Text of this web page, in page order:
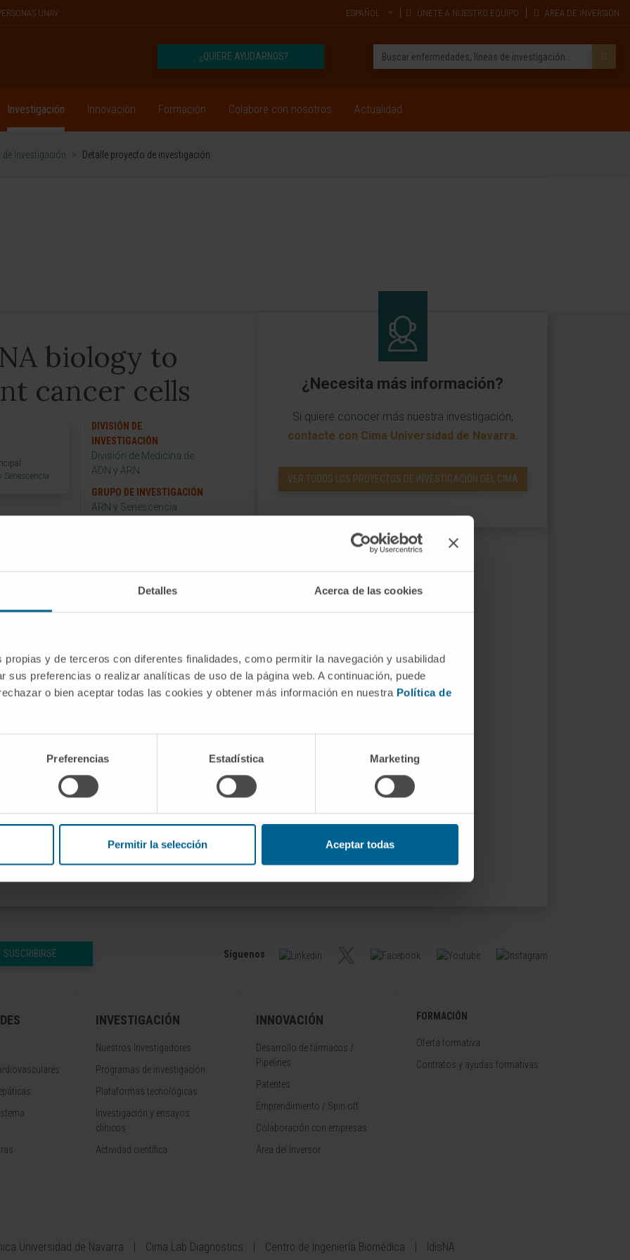
Detalles Acerca de las cookies
propias y de terceros con diferentes finalidades, como permitir la navegación y usabilidad
sus preferencias o realizar analíticas de uso de la página web. A continuación, puede
o bien aceptar todas las cookies y obtener más información en nuestra Política de
Preferencias Estadística Marketing
Permitir la selección Aceptar todas
UNAV ESPAÑOL ÚNETE A NUESTRO EQUIPO ÁREA DE INVERSIÓN
¿QUIERE AYUDARNOS?
Investigación Innovación Formación Colabore con nosotros Actualidad
de Investigación > Detalle proyecto de investigación
biology to
cancer cells
Senescencia
DIVISIÓN DE
INVESTIGACIÓN
División de Medicina de
ADN y ARN
GRUPO DE INVESTIGACIÓN
ARN y Senescencia
lncRNA biology to target
al grupo ARN y Senescencia del
Ramón y Cajal (RYC) 2022
Innovación y Universidades
¿Necesita más información?
Si quiere conocer más nuestra investigación,
contacte con Cima Universidad de Navarra.
VER TODOS LOS PROYECTOS DE INVESTIGACIÓN DEL CIMA
SUSCRIBIRSE Síguenos
INVESTIGACIÓN
Nuestros Investigadores
Programas de investigación
Plataformas tecnológicas
Investigación y ensayos
clínicos
Actividad científica
INNOVACIÓN
Desarrollo de fármacos /
Pipelines
Patentes
Emprendimiento / Spin off
Colaboración con empresas
Área del Inversor
FORMACIÓN
Oferta formativa
Contratos y ayudas formativas
Universidad de Navarra Cima Lab Diagnostics Centro de Ingeniería Biomédica IdisNA